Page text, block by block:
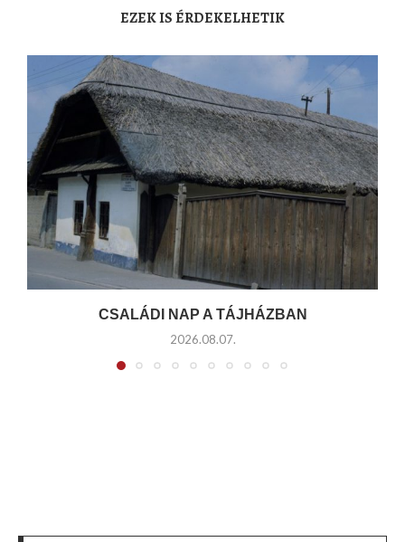
EZEK IS ÉRDEKELHETIK
CSALÁDI NAP A TÁJHÁZBAN
2026.08.07.